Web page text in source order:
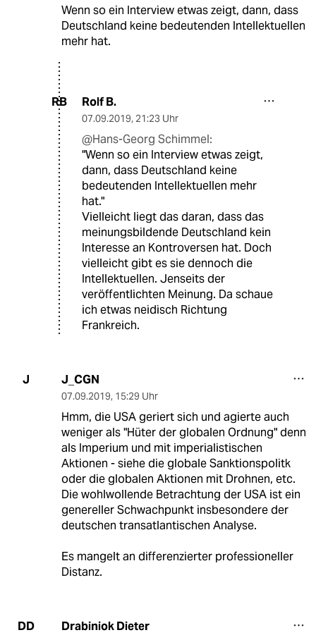
Wenn so ein Interview etwas zeigt, dann, dass
Deutschland keine bedeutenden Intellektuellen
mehr hat.
RB Rolf B.
07.09.2019, 21:23 Uhr
@Hans-Georg Schimmel:
"Wenn so ein Interview etwas zeigt,
dann, dass Deutschland keine
bedeutenden Intellektuellen mehr
hat."
Vielleicht liegt das daran, dass das
meinungsbildende Deutschland kein
Interesse an Kontroversen hat. Doch
vielleicht gibt es sie dennoch die
Intellektuellen. Jenseits der
veröffentlichten Meinung. Da schaue
ich etwas neidisch Richtung
Frankreich.
J J_CGN
07.09.2019, 15:29 Uhr
Hmm, die USA geriert sich und agierte auch
weniger als "Hüter der globalen Ordnung" denn
als Imperium und mit imperialistischen
Aktionen - siehe die globale Sanktionspolitk
oder die globalen Aktionen mit Drohnen, etc.
Die wohlwollende Betrachtung der USA ist ein
genereller Schwachpunkt insbesondere der
deutschen transatlantischen Analyse.
Es mangelt an differenzierter professioneller
Distanz.
DD Drabiniok Dieter